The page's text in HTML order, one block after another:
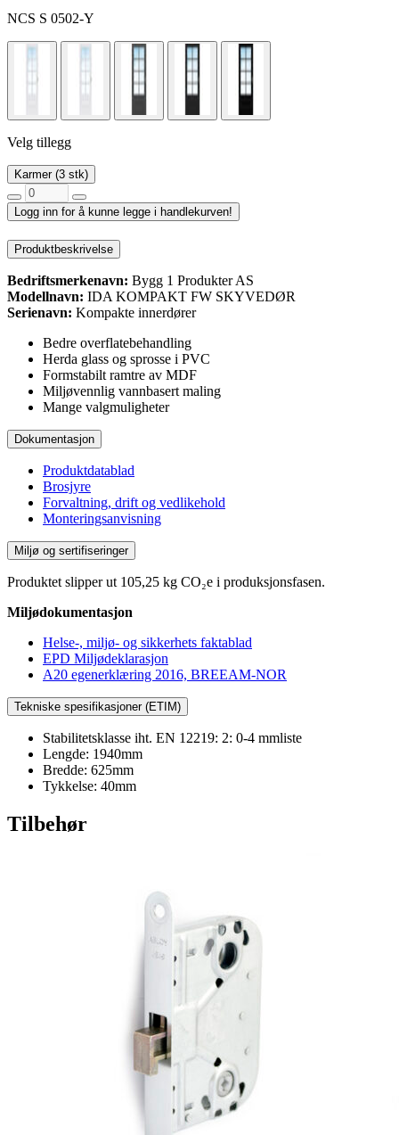
NCS S 0502-Y
Velg tillegg
Karmer (3 stk)
Logg inn for å kunne legge i handlekurven!
Produktbeskrivelse
Bedriftsmerkenavn: Bygg 1 Produkter AS
Modellnavn: IDA KOMPAKT FW SKYVEDØR
Serienavn: Kompakte innerdører
Bedre overflatebehandling
Herda glass og sprosse i PVC
Formstabilt ramtre av MDF
Miljøvennlig vannbasert maling
Mange valgmuligheter
Dokumentasjon
Produktdatablad
Brosjyre
Forvaltning, drift og vedlikehold
Monteringsanvisning
Miljø og sertifiseringer
Produktet slipper ut 105,25 kg CO₂e i produksjonsfasen.
Miljødokumentasjon
Helse-, miljø- og sikkerhets faktablad
EPD Miljødeklarasjon
A20 egenerklæring 2016, BREEAM-NOR
Tekniske spesifikasjoner (ETIM)
Stabilitetsklasse iht. EN 12219: 2: 0-4 mmliste
Lengde: 1940mm
Bredde: 625mm
Tykkelse: 40mm
Tilbehør